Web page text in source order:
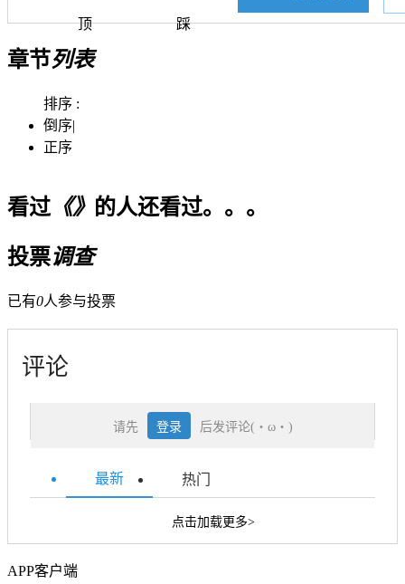
顶 踩
章节列表
排序 :
倒序|
正序
看过《》 的人还看过。。。
投票调查
已有0人参与投票
评论
请先 登录 后发评论(・ω・)
最新 热门
点击加载更多>
APP客户端